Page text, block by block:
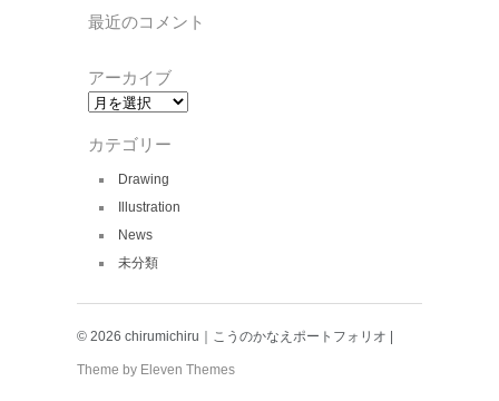
最近のコメント
アーカイブ
ア
カ
ブ
カテゴリー
Drawing
Illustration
News
未分類
© 2026 chirumichiru｜こうのかなえポートフォリオ |
Theme by Eleven Themes